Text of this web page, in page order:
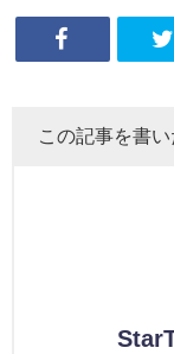
この記事を書い